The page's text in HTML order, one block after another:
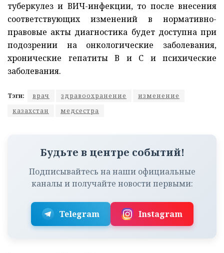
туберкулез и ВИЧ-инфекции, то после внесения
соответствующих изменений в нормативно-
правовые акты диагностика будет доступна при
подозрении на онкологические заболевания,
хронические гепатиты В и С и психические
заболевания.
Тэги: врач здравоохранение
изменение
казахстан
медсестра
Будьте в центре событий!
Подписывайтесь на наши официальные
каналы и получайте новости первыми:
Telegram Instagram